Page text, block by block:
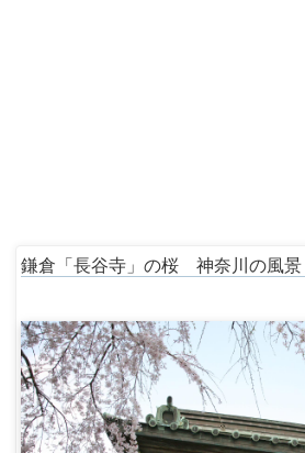
鎌倉「長谷寺」の桜 神奈川の風